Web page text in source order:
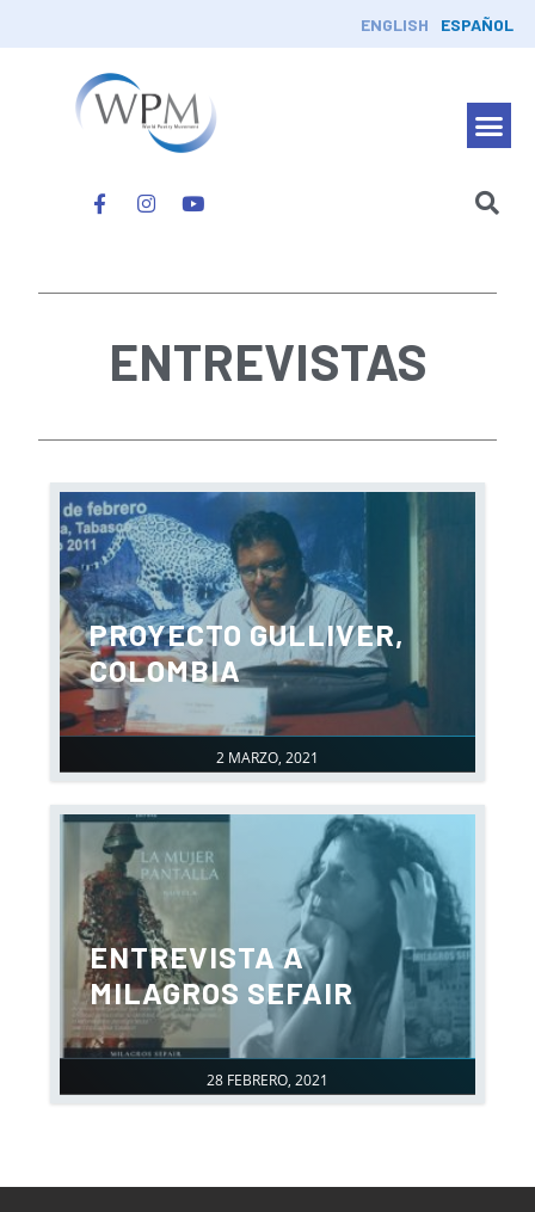
ENGLISH ESPAÑOL
ENTREVISTAS
2 MARZO, 2021
PROYECTO GULLIVER,
COLOMBIA
28 FEBRERO, 2021
ENTREVISTA A
MILAGROS SEFAIR